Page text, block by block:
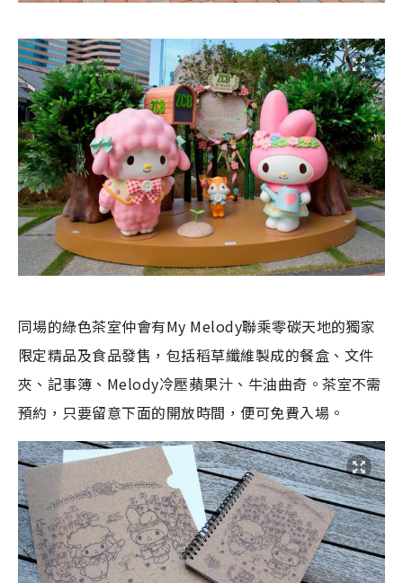
同場的綠色茶室仲會有My Melody聯乘零碳天地的獨家
限定精品及食品發售，包括稻草纖維製成的餐盒、文件
夾、記事簿、Melody冷壓蘋果汁、牛油曲奇。茶室不需
預約，只要留意下面的開放時間，便可免費入場。